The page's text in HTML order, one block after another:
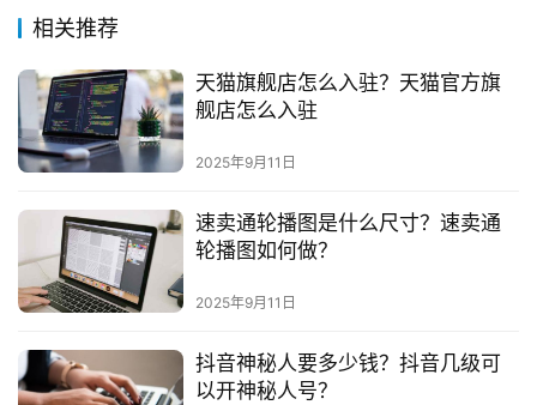
相关推荐
天猫旗舰店怎么入驻？天猫官方旗
舰店怎么入驻
2025年9月11日
速卖通轮播图是什么尺寸？速卖通
轮播图如何做？
2025年9月11日
抖音神秘人要多少钱？抖音几级可
以开神秘人号？